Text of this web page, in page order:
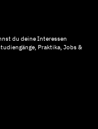
du deine Interessen
Praktika, Jobs &